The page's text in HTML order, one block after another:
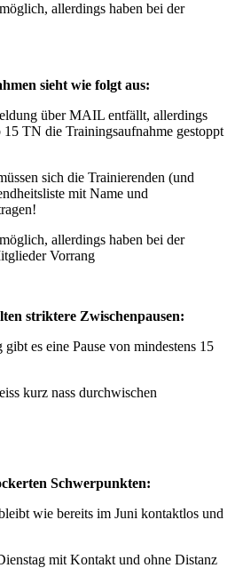
allerdings haben bei der
sieht wie folgt aus:
über MAIL entfällt, allerdings
15 TN die Trainingsaufnahme gestoppt
sich die Trainierenden (und
mit Name und
allerdings haben bei der
Vorrang
striktere Zwischenpausen:
es eine Pause von mindestens 15
kurz nass durchwischen
Schwerpunkten:
wie bereits im Juni kontaktlos und
mit Kontakt und ohne Distanz